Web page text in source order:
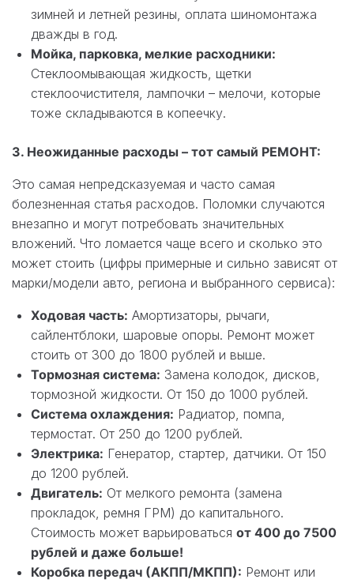
зимней и летней резины, оплата шиномонтажа
дважды в год.
Мойка, парковка, мелкие расходники:
Стеклоомывающая жидкость, щетки
стеклоочистителя, лампочки – мелочи, которые
тоже складываются в копеечку.
3. Неожиданные расходы – тот самый РЕМОНТ:
Это самая непредсказуемая и часто самая
болезненная статья расходов. Поломки случаются
внезапно и могут потребовать значительных
вложений. Что ломается чаще всего и сколько это
может стоить (цифры примерные и сильно зависят от
марки/модели авто, региона и выбранного сервиса):
Ходовая часть: Амортизаторы, рычаги,
сайлентблоки, шаровые опоры. Ремонт может
стоить от 300 до 1800 рублей и выше.
Тормозная система: Замена колодок, дисков,
тормозной жидкости. От 150 до 1000 рублей.
Система охлаждения: Радиатор, помпа,
термостат. От 250 до 1200 рублей.
Электрика: Генератор, стартер, датчики. От 150
до 1200 рублей.
Двигатель: От мелкого ремонта (замена
прокладок, ремня ГРМ) до капитального.
Стоимость может варьироваться от 400 до 7500
рублей и даже больше!
Коробка передач (АКПП/МКПП): Ремонт или